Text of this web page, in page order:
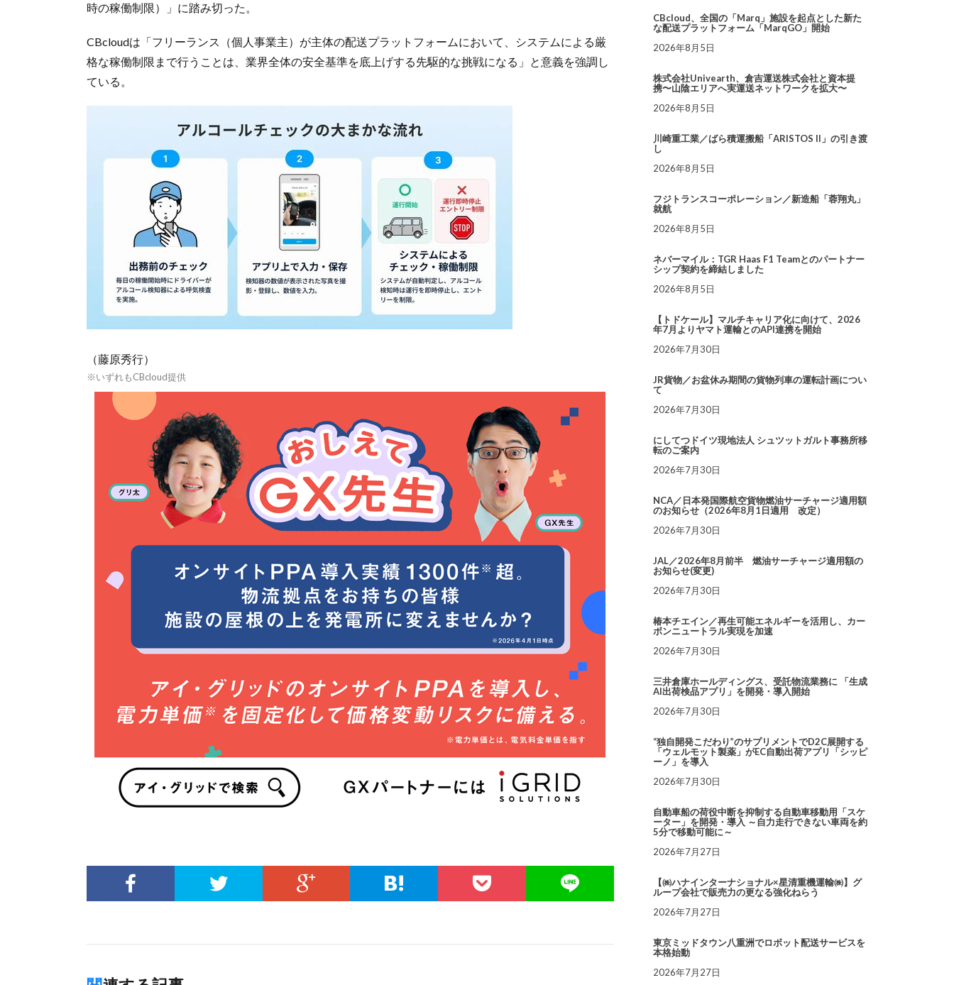
時の稼働制限）」に踏み切った。
CBcloudは「フリーランス（個人事業主）が主体の配送プラットフォームにおいて、システムによる厳
格な稼働制限まで行うことは、業界全体の安全基準を底上げする先駆的な挑戦になる」と意義を強調し
ている。
（藤原秀行）
※いずれもCBcloud提供
CBcloud、全国の「Marq」施設を起点とした新た
な配送プラットフォーム「MarqGO」開始
2026年8月5日
株式会社Univearth、倉吉運送株式会社と資本提
携〜山陰エリアへ実運送ネットワークを拡大〜
2026年8月5日
川崎重工業／ばら積運搬船「ARISTOS II」の引き渡
し
2026年8月5日
フジトランスコーポレーション／新造船「蓉翔丸」
就航
2026年8月5日
ネバーマイル：TGR Haas F1 Teamとのパートナー
シップ契約を締結しました
2026年8月5日
【トドケール】マルチキャリア化に向けて、2026
年7月よりヤマト運輸とのAPI連携を開始
2026年7月30日
JR貨物／お盆休み期間の貨物列車の運転計画につい
て
2026年7月30日
にしてつドイツ現地法人 シュツットガルト事務所移
転のご案内
2026年7月30日
NCA／日本発国際航空貨物燃油サーチャージ適用額
のお知らせ（2026年8月1日適用 改定）
2026年7月30日
JAL／2026年8月前半 燃油サーチャージ適用額の
お知らせ(変更)
2026年7月30日
椿本チエイン／再生可能エネルギーを活用し、カー
ボンニュートラル実現を加速
2026年7月30日
三井倉庫ホールディングス、受託物流業務に 「生成
AI出荷検品アプリ」を開発・導入開始
2026年7月30日
“独自開発こだわり”のサプリメントでD2C展開する
「ウェルモット製薬」がEC自動出荷アプリ「シッピ
ーノ」を導入
2026年7月30日
自動車船の荷役中断を抑制する自動車移動用「スケ
ーター」を開発・導入 ～自力走行できない車両を約
5分で移動可能に～
2026年7月27日
【㈱ハナインターナショナル×星清重機運輸㈱】グ
ループ会社で販売力の更なる強化ねらう
2026年7月27日
東京ミッドタウン八重洲でロボット配送サービスを
本格始動
2026年7月27日